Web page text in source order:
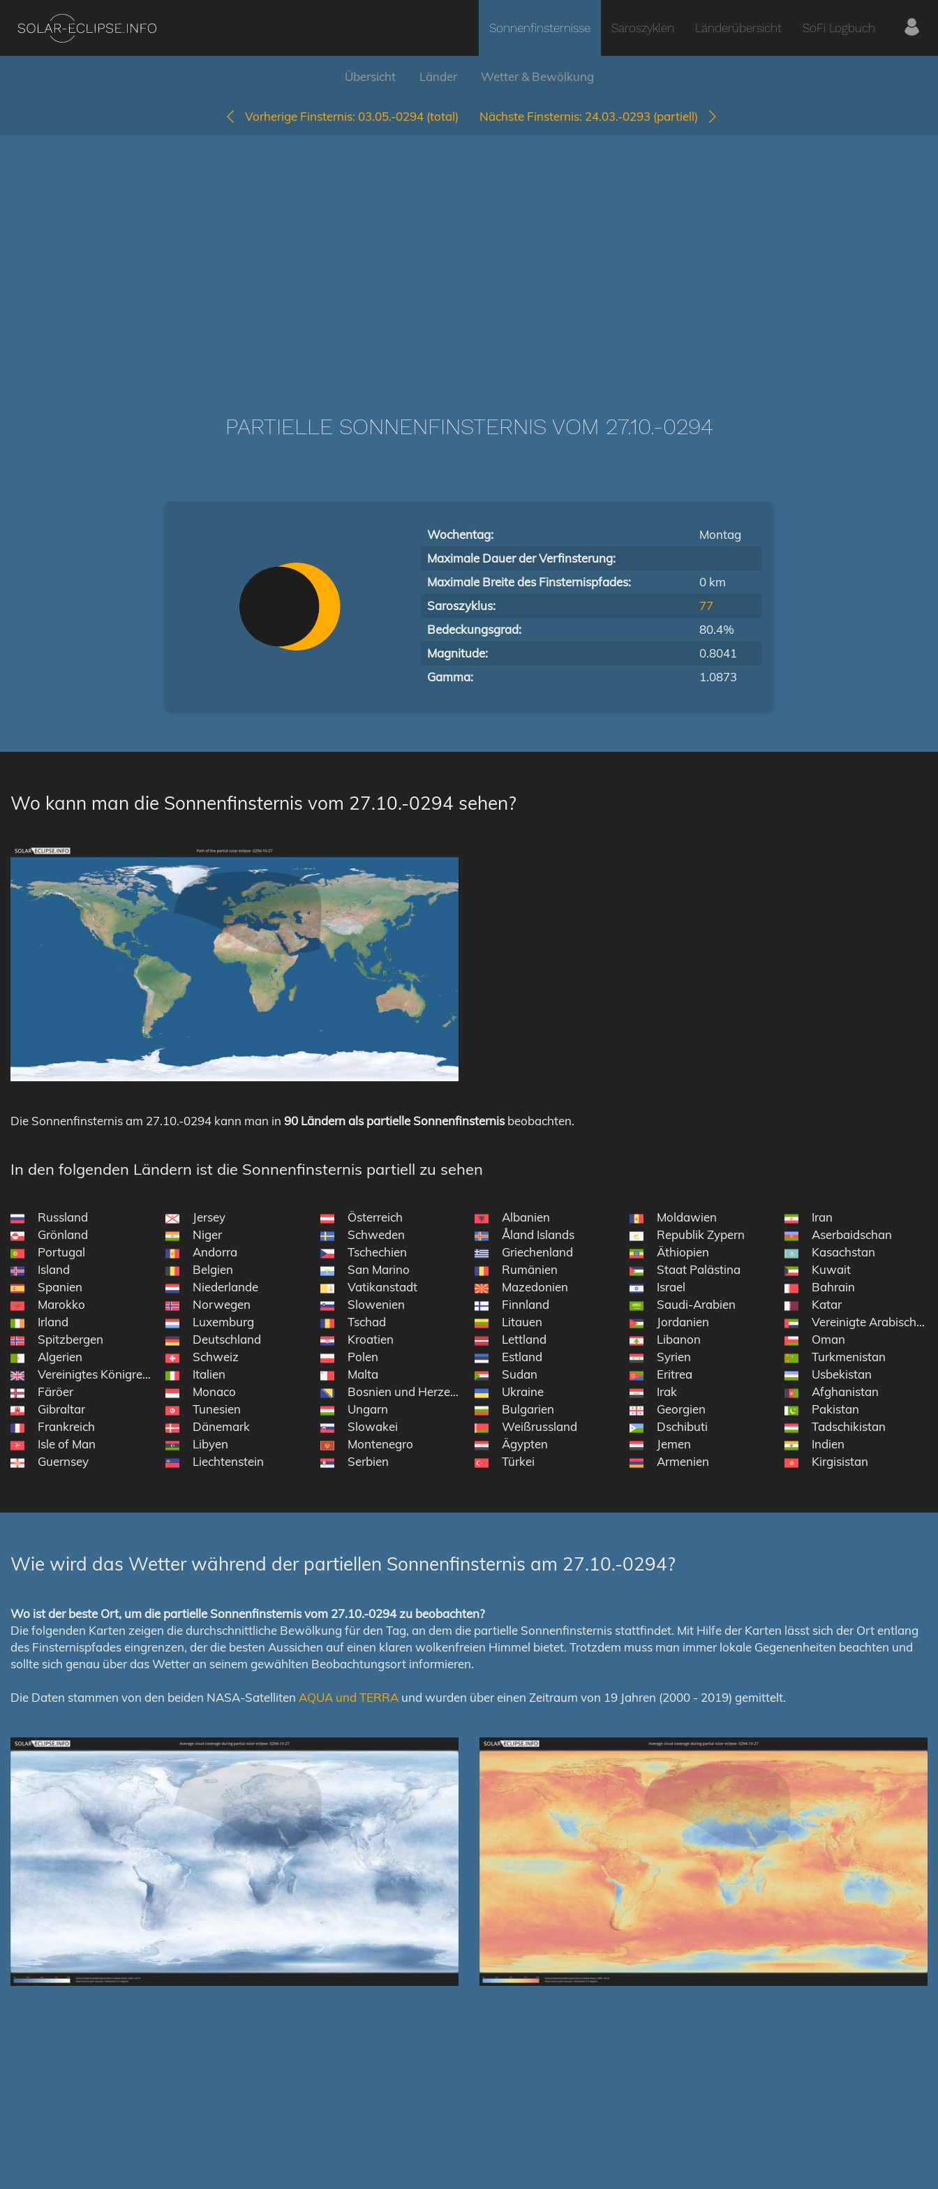
Sonnenfinsternisse Saroszyklen Länderübersicht SoFi Logbuch
Übersicht Länder Wetter & Bewölkung
Vorherige Finsternis: 03.05.-0294 (total) Nächste Finsternis: 24.03.-0293 (partiell)
PARTIELLE SONNENFINSTERNIS VOM 27.10.-0294
Wochentag:
Montag
Maximale Dauer der Verfinsterung:
Maximale Breite des Finsternispfades:
0 km
Saroszyklus:
77
Bedeckungsgrad:
80.4%
Magnitude:
0.8041
Gamma:
1.0873
Wo kann man die Sonnenfinsternis vom 27.10.-0294 sehen?
Die Sonnenfinsternis am 27.10.-0294 kann man in 90 Ländern als partielle Sonnenfinsternisbeobachten.
In den folgenden Ländern ist die Sonnenfinsternis partiell zu sehen
Russland
Grönland
Portugal
Island
Spanien
Marokko
Irland
Spitzbergen
Algerien
Vereinigtes Königreich
Färöer
Gibraltar
Frankreich
Isle of Man
Guernsey
Jersey
Niger
Andorra
Belgien
Niederlande
Norwegen
Luxemburg
Deutschland
Schweiz
Italien
Monaco
Tunesien
Dänemark
Libyen
Liechtenstein
Österreich
Schweden
Tschechien
San Marino
Vatikanstadt
Slowenien
Tschad
Kroatien
Polen
Malta
Bosnien und Herzegowina
Ungarn
Slowakei
Montenegro
Serbien
Albanien
Åland Islands
Griechenland
Rumänien
Mazedonien
Finnland
Litauen
Lettland
Estland
Sudan
Ukraine
Bulgarien
Weißrussland
Ägypten
Türkei
Moldawien
Republik Zypern
Äthiopien
Staat Palästina
Israel
Saudi-Arabien
Jordanien
Libanon
Syrien
Eritrea
Irak
Georgien
Dschibuti
Jemen
Armenien
Iran
Aserbaidschan
Kasachstan
Kuwait
Bahrain
Katar
Vereinigte Arabische
Oman
Turkmenistan
Usbekistan
Afghanistan
Pakistan
Tadschikistan
Indien
Kirgisistan
Wie wird das Wetter während der partiellen Sonnenfinsternis am 27.10.-0294?
Wo ist der beste Ort, um die partielle Sonnenfinsternis vom 27.10.-0294 zu beobachten?
Die folgenden Karten zeigen die durchschnittliche Bewölkung für den Tag, an dem die partielle Sonnenfinsternis stattfindet. Mit Hilfe der Karten lässt sich der Ort entlang
des Finsternispfades eingrenzen, der die besten Aussichen auf einen klaren wolkenfreien Himmel bietet. Trotzdem muss man immer lokale Gegenenheiten beachten und
sollte sich genau über das Wetter an seinem gewählten Beobachtungsort informieren.
Die Daten stammen von den beiden NASA-Satelliten AQUA und TERRA und wurden über einen Zeitraum von 19 Jahren (2000 - 2019) gemittelt.